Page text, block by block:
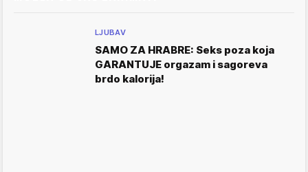
LJUBAV
SAMO ZA HRABRE: Seks poza koja
GARANTUJE orgazam i sagoreva
brdo kalorija!